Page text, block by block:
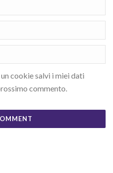
cookie salvi i miei dati
commento.